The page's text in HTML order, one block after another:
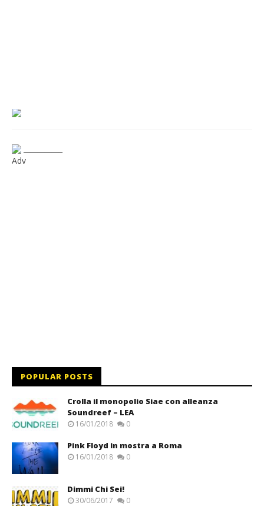
Adv
POPULAR POSTS
Crolla il monopolio Siae con alleanza
Soundreef – LEA
16/01/2018 0
Pink Floyd in mostra a Roma
16/01/2018 0
Dimmi Chi Sei!
30/06/2017 0